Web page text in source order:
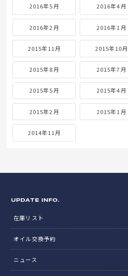
2016年5月 2016年4月
2016年2月 2016年1月
2015年11月 2015年10月
2015年8月 2015年7月
2015年5月 2015年4月
2015年2月 2015年1月
2014年11月
UPDATE INFO.
在庫リスト
オイル交換予約
ニュース